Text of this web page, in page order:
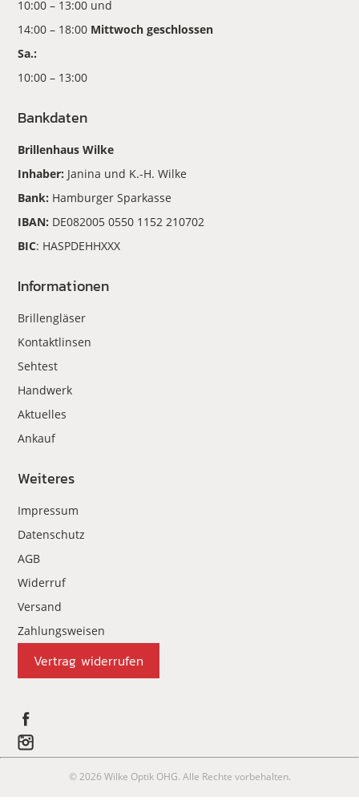
10:00 – 13:00 und
14:00 – 18:00 Mittwoch geschlossen
Sa.:
10:00 – 13:00
Bankdaten
Brillenhaus Wilke
Inhaber: Janina und K.-H. Wilke
Bank: Hamburger Sparkasse
IBAN: DE082005 0550 1152 210702
BIC: HASPDEHHXXX
Informationen
Brillengläser
Kontaktlinsen
Sehtest
Handwerk
Aktuelles
Ankauf
Weiteres
Impressum
Datenschutz
AGB
Widerruf
Versand
Zahlungsweisen
Vertrag widerrufen
© 2026 Wilke Optik OHG. Alle Rechte vorbehalten.